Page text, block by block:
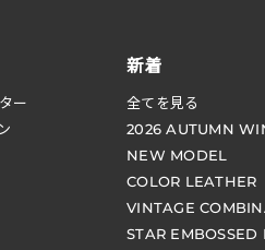
ー
新着
全てを見る
2026 AUTUMN
NEW MODEL
COLOR LEATHER
VINTAGE
STAR EMBOSSED